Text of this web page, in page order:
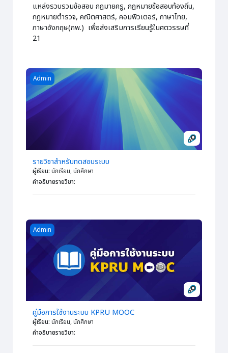
แหล่งรวบรวมข้อสอบ กฎมายครู, กฎหมายข้อสอบท้องถิ่น,
กฎหมายตำรวจ, คณิตศาสตร์, คอมพิวเตอร์, ภาษาไทย,
ภาษาอังกฤษ(กพ.) เพื่อส่งเสริมการเรียนรู้ในศตวรรษที่
21
Course image รายวิชาสำหรับทดสอบระบบ
Admin
รายวิชาสำหรับทดสอบระบบ
ผู้เรียน: นักเรียน, นักศึกษา
คำอธิบายรายวิชา:
Course image คู่มือการใช้งานระบบ KPRU MOOC
Admin
คู่มือการใช้งานระบบ KPRU MOOC
ผู้เรียน: นักเรียน, นักศึกษา
คำอธิบายรายวิชา: